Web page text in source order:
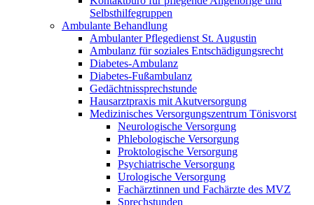
Selbsthilfegruppen
Ambulante Behandlung
Ambulanter Pflegedienst St. Augustin
Ambulanz für soziales Entschädigungsrecht
Diabetes-Ambulanz
Diabetes-Fußambulanz
Gedächtnissprechstunde
Hausarztpraxis mit Akutversorgung
Medizinisches Versorgungszentrum Tönisvorst
Neurologische Versorgung
Phlebologische Versorgung
Proktologische Versorgung
Psychiatrische Versorgung
Urologische Versorgung
Fachärztinnen und Fachärzte des MVZ
Sprechstunden